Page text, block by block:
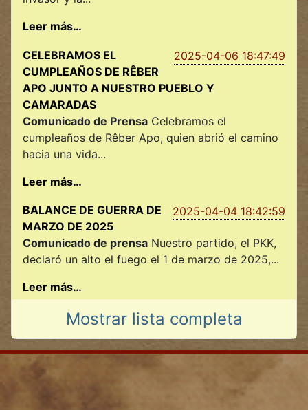
Leer más…
2025-04-06 18:47:49
CELEBRAMOS EL
CUMPLEAÑOS DE RÊBER
APO JUNTO A NUESTRO PUEBLO Y
CAMARADAS
Comunicado de Prensa Celebramos el
cumpleaños de Rêber Apo, quien abrió el camino
hacia una vida...
Leer más…
2025-04-04 18:42:59
BALANCE DE GUERRA DE
MARZO DE 2025
Comunicado de prensa Nuestro partido, el PKK,
declaró un alto el fuego el 1 de marzo de 2025,...
Leer más…
2025-04-02 16:59:43
Mostrar lista completa